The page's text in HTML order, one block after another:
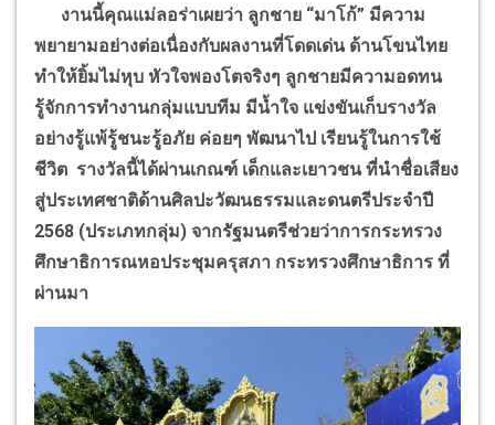
งานนี้คุณแม่ลอร่าเผยว่า ลูกชาย “มาโก้” มีความ
พยายามอย่างต่อเนื่องกับผลงานที่โดดเด่น ด้านโขนไทย
ทำให้ยิ้มไม่หุบ หัวใจพองโตจริงๆ ลูกชายมีความอดทน
รู้จักการทำงานกลุ่มแบบทีม มีน้ำใจ แข่งขันเก็บรางวัล
อย่างรู้แพ้รู้ชนะรู้อภัย ค่อยๆ พัฒนาไป เรียนรู้ในการใช้
ชีวิต รางวัลนี้ได้ผ่านเกณฑ์ เด็กและเยาวชน ที่นำชื่อเสียง
สู่ประเทศชาติด้านศิลปะวัฒนธรรมและดนตรีประจำปี
2568 (ประเภทกลุ่ม) จากรัฐมนตรีช่วยว่าการกระทรวง
ศึกษาธิการณหอประชุมครุสภา กระทรวงศึกษาธิการ ที่
ผ่านมา